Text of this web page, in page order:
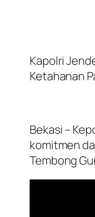
Kapolri
Ketahanan
Bekasi –
komitmen
Tembong